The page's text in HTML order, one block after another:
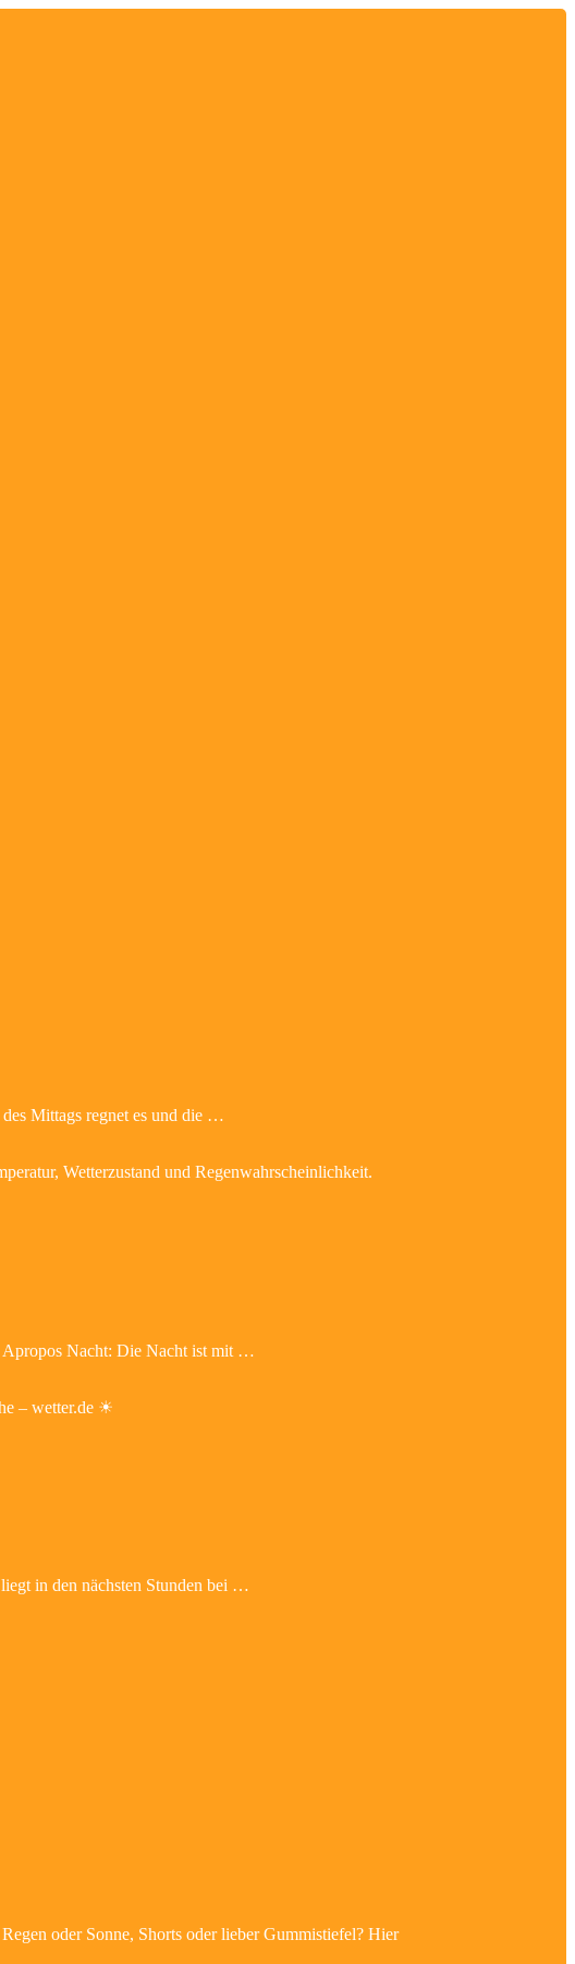
Mittags regnet es und die …
Wetterzustand und Regenwahrscheinlichkeit.
Apropos Nacht: Die Nacht ist mit …
– wetter.de ☀
in den nächsten Stunden bei …
oder Sonne, Shorts oder lieber Gummistiefel? Hier